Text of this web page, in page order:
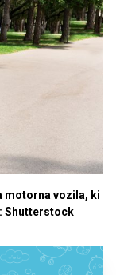
motorna vozila, ki
Shutterstock